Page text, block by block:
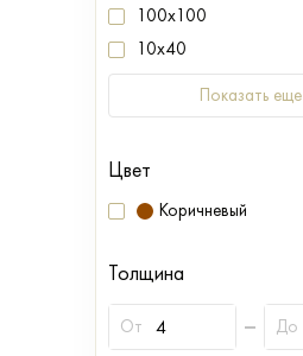
100x100
10x40
Показать еще
Цвет
Коричневый
Толщина
От До